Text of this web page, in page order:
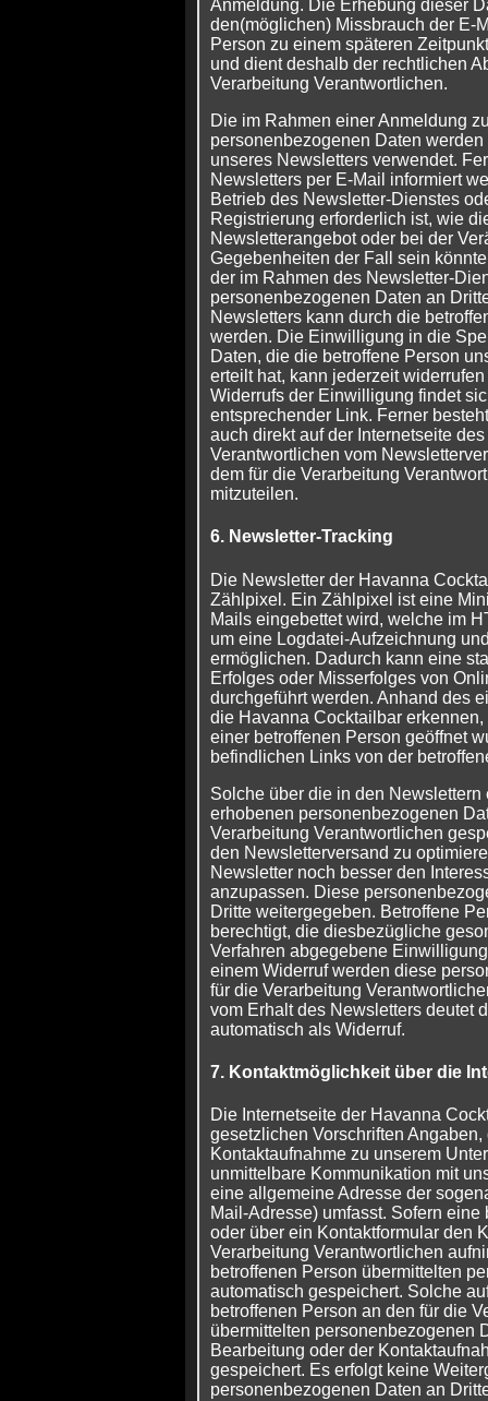
Anmeldung. Die Erhebung dieser
den(möglichen) Missbrauch der E-
Person zu einem späteren
und dient deshalb der rechtlichen
Verarbeitung Verantwortlichen.
Die im Rahmen einer Anmeldung
personenbezogenen Daten
unseres Newsletters verwendet.
Newsletters per E-Mail informiert
Betrieb des Newsletter-Dienstes
Registrierung erforderlich ist, wie
Newsletterangebot oder bei der
Gegebenheiten der Fall sein
der im Rahmen des Newsletter-
personenbezogenen Daten an
Newsletters kann durch die
werden. Die Einwilligung in die
Daten, die die betroffene Person
erteilt hat, kann jederzeit
Widerrufs der Einwilligung findet
entsprechender Link. Ferner
auch direkt auf der Internetseite
Verantwortlichen vom
dem für die Verarbeitung
mitzuteilen.
6. Newsletter-Tracking
Die Newsletter der Havanna
Zählpixel. Ein Zählpixel ist eine
Mails eingebettet wird, welche im
um eine Logdatei-Aufzeichnung
ermöglichen. Dadurch kann eine
Erfolges oder Misserfolges von
durchgeführt werden. Anhand des
die Havanna Cocktailbar
einer betroffenen Person geöffnet
befindlichen Links von der
Solche über die in den
erhobenen personenbezogenen
Verarbeitung Verantwortlichen
den Newsletterversand zu
Newsletter noch besser den
anzupassen. Diese
Dritte weitergegeben. Betroffene
berechtigt, die diesbezügliche
Verfahren abgegebene
einem Widerruf werden diese
für die Verarbeitung
vom Erhalt des Newsletters deutet
automatisch als Widerruf.
7. Kontaktmöglichkeit über die
Die Internetseite der Havanna
gesetzlichen Vorschriften
Kontaktaufnahme zu unserem
unmittelbare Kommunikation mit
eine allgemeine Adresse der
Mail-Adresse) umfasst. Sofern
oder über ein Kontaktformular den
Verarbeitung Verantwortlichen
betroffenen Person übermittelten
automatisch gespeichert. Solche
betroffenen Person an den für die
übermittelten personenbezogenen
Bearbeitung oder der
gespeichert. Es erfolgt keine
personenbezogenen Daten an